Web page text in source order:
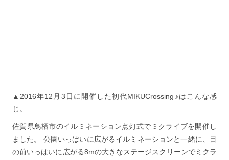
▲2016年12月3日に開催した初代MIKUCrossing♪はこんな感
じ。
佐賀県鳥栖市のイルミネーション点灯式でミクライブを開催し
ました。 公園いっぱいに広がるイルミネーションと一緒に、目
の前いっぱいに広がる8mの大きなステージスクリーンでミクラ